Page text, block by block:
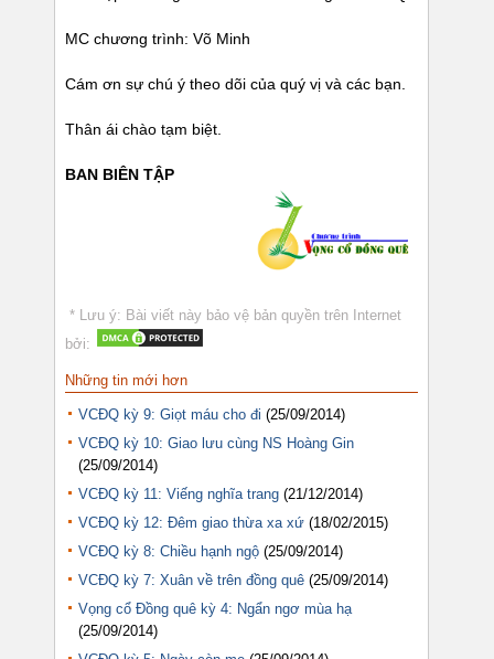
MC chương trình: Võ Minh
Cám ơn sự chú ý theo dõi của quý vị và các bạn.
Thân ái chào tạm biệt.
BAN BIÊN TẬP
* Lưu ý: Bài viết này bảo vệ bản quyền trên Internet
bởi:
Những tin mới hơn
VCĐQ kỳ 9: Giọt máu cho đi (25/09/2014)
VCĐQ kỳ 10: Giao lưu cùng NS Hoàng Gin
(25/09/2014)
VCĐQ kỳ 11: Viếng nghĩa trang (21/12/2014)
VCĐQ kỳ 12: Đêm giao thừa xa xứ (18/02/2015)
VCĐQ kỳ 8: Chiều hạnh ngộ (25/09/2014)
VCĐQ kỳ 7: Xuân về trên đồng quê (25/09/2014)
Vọng cổ Đồng quê kỳ 4: Ngẩn ngơ mùa hạ
(25/09/2014)